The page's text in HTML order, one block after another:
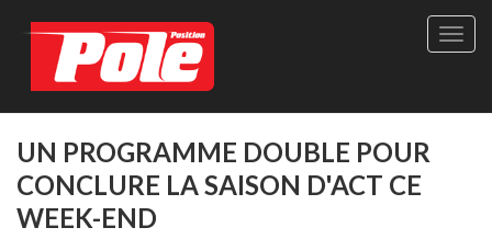
Site
UN PROGRAMME DOUBLE POUR
CONCLURE LA SAISON D'ACT CE
WEEK-END